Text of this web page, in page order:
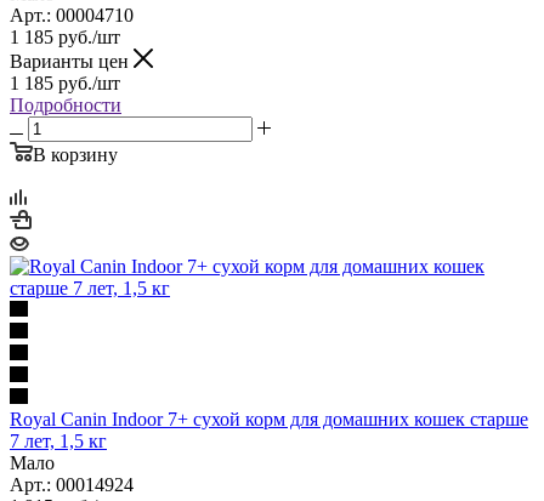
Арт.: 00004710
1 185 руб./шт
Варианты цен
1 185 руб./шт
Подробности
В корзину
Royal Canin Indoor 7+ сухой корм для домашних кошек старше
7 лет, 1,5 кг
Мало
Арт.: 00014924